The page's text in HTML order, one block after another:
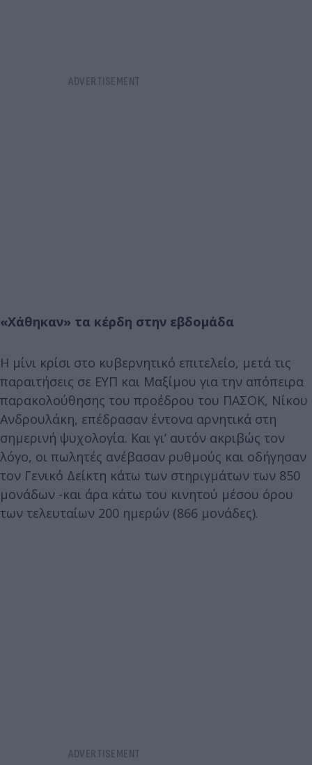
«Xάθηκαν» τα κέρδη στην εβδομάδα
Η μίνι κρίσι στο κυβερνητικό επιτελείο, μετά τις
παραιτήσεις σε ΕΥΠ και Μαξίμου για την απόπειρα
παρακολούθησης του προέδρου του ΠΑΣΟΚ, Νίκου
Ανδρουλάκη, επέδρασαν έντονα αρνητικά στη
σημερινή ψυχολογία. Και γι’ αυτόν ακριβώς τον
λόγο, οι πωλητές ανέβασαν ρυθμούς και οδήγησαν
τον Γενικό Δείκτη κάτω των στηριγμάτων των 850
μονάδων -και άρα κάτω του κινητού μέσου όρου
των τελευταίων 200 ημερών (866 μονάδες).